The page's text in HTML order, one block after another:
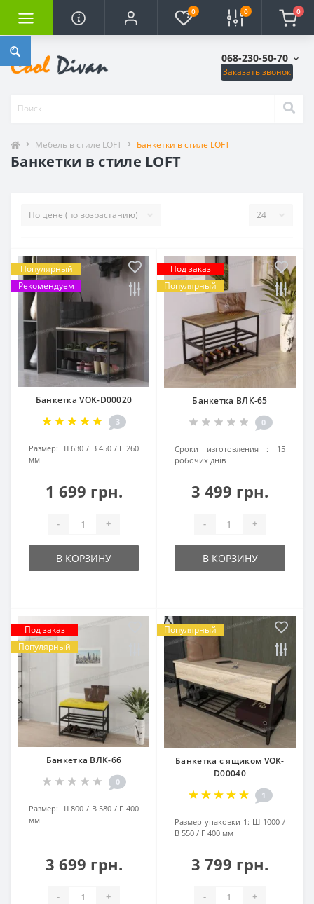
0 0 0
068-230-50-70
Заказать звонок
Мебель в стиле LOFT Банкетки в стиле LOFT
Банкетки в стиле LOFT
Популярный
Рекомендуем
Банкетка VOK-D00020
3
Размер: Ш 630 / В 450 / Г 260
мм
1 699 грн.
- +
В КОРЗИНУ
Под заказ
Популярный
Банкетка ВЛК-65
0
Сроки изготовления :
15
робочих днів
3 499 грн.
- +
В КОРЗИНУ
Под заказ
Популярный
Банкетка ВЛК-66
0
Размер: Ш 800 / В 580 / Г 400
мм
3 699 грн.
- +
Популярный
Банкетка с ящиком VOK-
D00040
1
Размер упаковки 1: Ш 1000 /
В 550 / Г 400 мм
3 799 грн.
- +